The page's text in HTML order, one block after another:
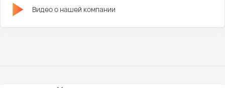
Видео о нашей компании